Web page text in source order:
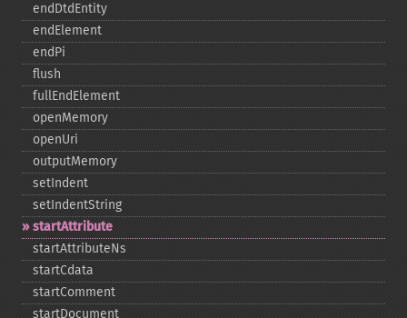
endDtdEntity
endElement
endPi
flush
fullEndElement
openMemory
openUri
outputMemory
setIndent
setIndentString
startAttribute
startAttributeNs
startCdata
startComment
startDocument